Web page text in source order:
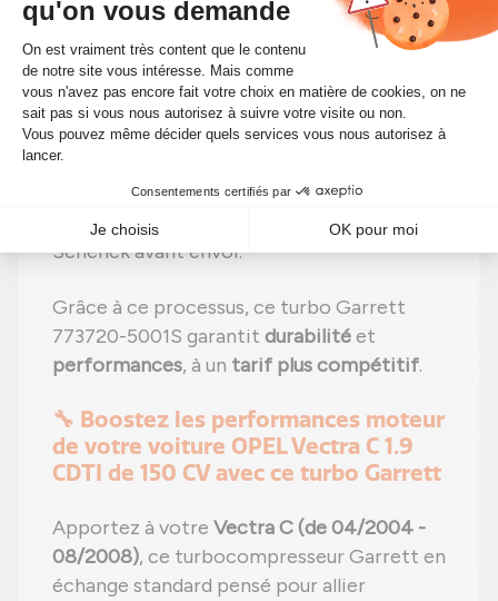
Étape 3 :Contrôle rigoureux
de tous les
composants ;
Étape 4 :Remplacement des pièces
détériorées par des composants neufs ;
Étape 5 :Réassemblageavec des
réglages effectués selon les
recommandations du fabricant ;
Étape 6 :Tests complets
sur banc d'essai
Schenck avant envoi.
Grâce à ce processus, ce turbo Garrett
773720-5001S garantit durabilitéet
performances, à un tarif plus compétitif.
🔧 Boostez les performances moteur
de votre voiture OPEL Vectra C 1.9
CDTI de 150 CV avec ce turbo Garrett
Apportez à votre Vectra C (de 04/2004 -
08/2008), ce turbocompresseur Garrett en
échange standard pensé pour allier